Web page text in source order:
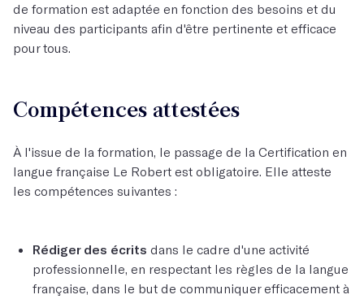
de formation est adaptée en fonction des besoins et du
niveau des participants afin d'être pertinente et efficace
pour tous.
Compétences attestées
À l'issue de la formation, le passage de la Certification en
langue française Le Robert est obligatoire. Elle atteste
les compétences suivantes :
Rédiger des écrits dans le cadre d'une activité
professionnelle, en respectant les règles de la langue
française, dans le but de communiquer efficacement à